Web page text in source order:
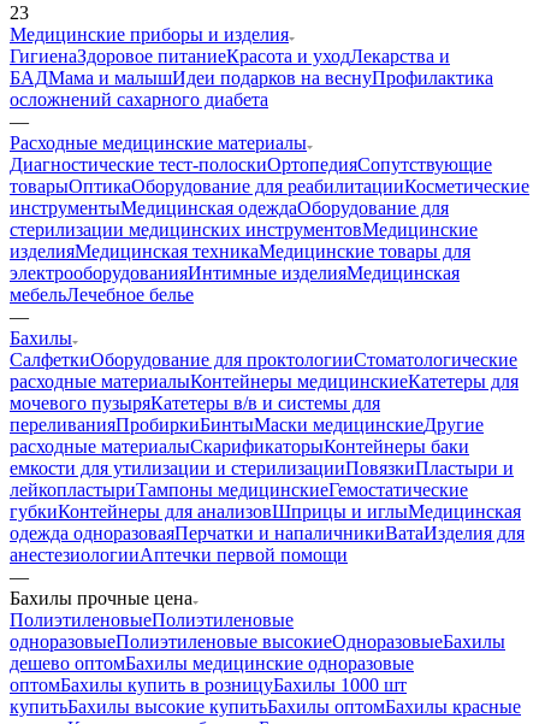
23
Медицинские приборы и изделия
ГигиенаЗдоровое питаниеКрасота и уходЛекарства и
БАДМама и малышИдеи подарков на веснуПрофилактика
осложнений сахарного диабета
—
Расходные медицинские материалы
Диагностические тест-полоскиОртопедияСопутствующие
товарыОптикаОборудование для реабилитацииКосметические
инструментыМедицинская одеждаОборудование для
стерилизации медицинских инструментовМедицинские
изделияМедицинская техникаМедицинские товары для
электрооборудованияИнтимные изделияМедицинская
мебельЛечебное белье
—
Бахилы
СалфеткиОборудование для проктологииСтоматологические
расходные материалыКонтейнеры медицинскиеКатетеры для
мочевого пузыряКатетеры в/в и системы для
переливанияПробиркиБинтыМаски медицинскиеДругие
расходные материалыСкарификаторыКонтейнеры баки
емкости для утилизации и стерилизацииПовязкиПластыри и
лейкопластыриТампоны медицинскиеГемостатические
губкиКонтейнеры для анализовШприцы и иглыМедицинская
одежда одноразоваяПерчатки и напаличникиВатаИзделия для
анестезиологииАптечки первой помощи
—
Бахилы прочные цена
ПолиэтиленовыеПолиэтиленовые
одноразовыеПолиэтиленовые высокиеОдноразовыеБахилы
дешево оптомБахилы медицинские одноразовые
оптомБахилы купить в розницуБахилы 1000 шт
купитьБахилы высокие купитьБахилы оптомБахилы красные